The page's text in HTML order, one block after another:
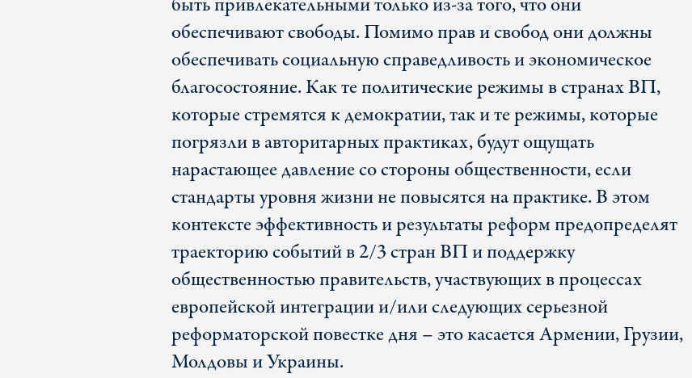
обеспечивают свободы. Помимо прав и свобод они должны
обеспечивать социальную справедливость и экономическое
благосостояние. Как те политические режимы в странах ВП,
которые стремятся к демократии, так и те режимы, которые
погрязли в авторитарных практиках, будут ощущать
нарастающее давление со стороны общественности, если
стандарты уровня жизни не повысятся на практике. В этом
контексте эффективность и результаты реформ предопределят
траекторию событий в 2/3 стран ВП и поддержку
общественностью правительств, участвующих в процессах
европейской интеграции и/или следующих серьезной
реформаторской повестке дня – это касается Армении, Грузии,
Молдовы и Украины.